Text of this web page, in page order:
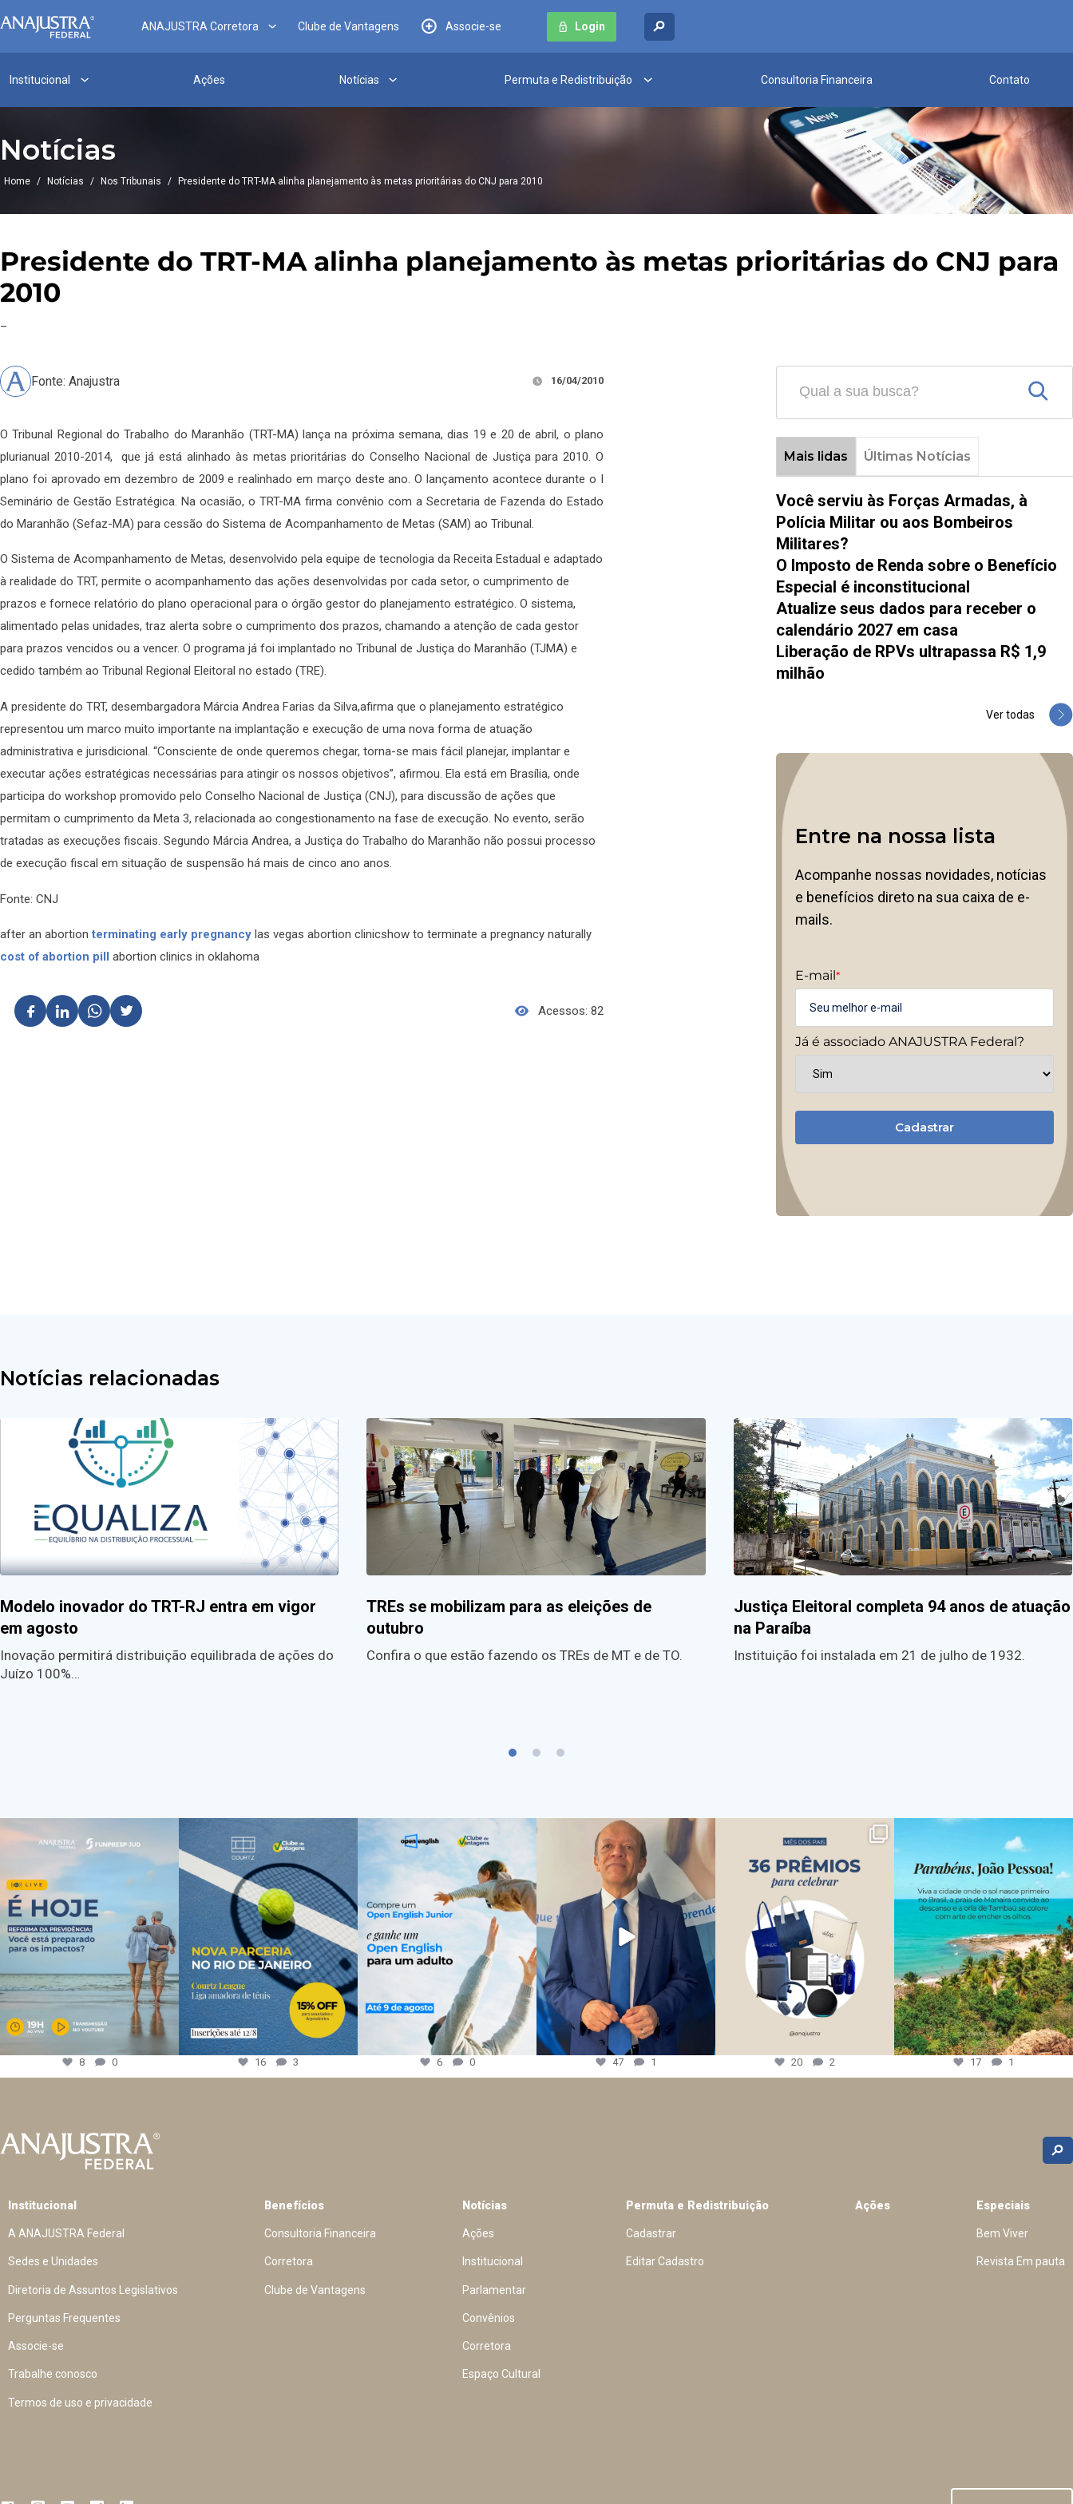
ANAJUSTRA Corretora Clube de Vantagens Associe-se Login
Institucional Ações Notícias Permuta e Redistribuição Consultoria Financeira Contato
Notícias
Home / Notícias / Nos Tribunais / Presidente do TRT-MA alinha planejamento às metas prioritárias do CNJ para 2010
Presidente do TRT-MA alinha planejamento às metas prioritárias do CNJ para
2010
–
Fonte: Anajustra 16/04/2010
O Tribunal Regional do Trabalho do Maranhão (TRT-MA) lança na próxima semana, dias 19 e 20 de abril, o plano
plurianual 2010-2014, que já está alinhado às metas prioritárias do Conselho Nacional de Justiça para 2010. O
plano foi aprovado em dezembro de 2009 e realinhado em março deste ano. O lançamento acontece durante o I
Seminário de Gestão Estratégica. Na ocasião, o TRT-MA firma convênio com a Secretaria de Fazenda do Estado
do Maranhão (Sefaz-MA) para cessão do Sistema de Acompanhamento de Metas (SAM) ao Tribunal.
O Sistema de Acompanhamento de Metas, desenvolvido pela equipe de tecnologia da Receita Estadual e adaptado
à realidade do TRT, permite o acompanhamento das ações desenvolvidas por cada setor, o cumprimento de
prazos e fornece relatório do plano operacional para o órgão gestor do planejamento estratégico. O sistema,
alimentado pelas unidades, traz alerta sobre o cumprimento dos prazos, chamando a atenção de cada gestor
para prazos vencidos ou a vencer. O programa já foi implantado no Tribunal de Justiça do Maranhão (TJMA) e
cedido também ao Tribunal Regional Eleitoral no estado (TRE).
A presidente do TRT, desembargadora Márcia Andrea Farias da Silva,afirma que o planejamento estratégico
representou um marco muito importante na implantação e execução de uma nova forma de atuação
administrativa e jurisdicional. “Consciente de onde queremos chegar, torna-se mais fácil planejar, implantar e
executar ações estratégicas necessárias para atingir os nossos objetivos”, afirmou. Ela está em Brasília, onde
participa do workshop promovido pelo Conselho Nacional de Justiça (CNJ), para discussão de ações que
permitam o cumprimento da Meta 3, relacionada ao congestionamento na fase de execução. No evento, serão
tratadas as execuções fiscais. Segundo Márcia Andrea, a Justiça do Trabalho do Maranhão não possui processo
de execução fiscal em situação de suspensão há mais de cinco ano anos.
Fonte: CNJ
after an abortion terminating early pregnancy las vegas abortion clinicshow to terminate a pregnancy naturally
cost of abortion pill abortion clinics in oklahoma
Acessos: 82
Mais lidas Últimas Notícias
Você serviu às Forças Armadas, à
Polícia Militar ou aos Bombeiros
Militares?
O Imposto de Renda sobre o Benefício
Especial é inconstitucional
Atualize seus dados para receber o
calendário 2027 em casa
Liberação de RPVs ultrapassa R$ 1,9
milhão
Ver todas
Entre na nossa lista
Acompanhe nossas novidades, notícias
e benefícios direto na sua caixa de e-
mails.
E-mail *
Já é associado ANAJUSTRA Federal?
Cadastrar
Notícias relacionadas
Modelo inovador do TRT-RJ entra em vigor
em agosto
Inovação permitirá distribuição equilibrada de ações do
Juízo 100%…
TREs se mobilizam para as eleições de
outubro
Confira o que estão fazendo os TREs de MT e de TO.
Justiça Eleitoral completa 94 anos de atuação
na Paraíba
Instituição foi instalada em 21 de julho de 1932.
8 0 16 3 6 0 47 1 20 2 17 1
Institucional
A ANAJUSTRA Federal
Sedes e Unidades
Diretoria de Assuntos Legislativos
Perguntas Frequentes
Associe-se
Trabalhe conosco
Termos de uso e privacidade
Benefícios
Consultoria Financeira
Corretora
Clube de Vantagens
Notícias
Ações
Institucional
Parlamentar
Convênios
Corretora
Espaço Cultural
Permuta e Redistribuição
Cadastrar
Editar Cadastro
Ações Especiais
Bem Viver
Revista Em pauta